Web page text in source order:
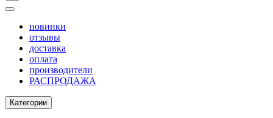
новинки
отзывы
доставка
оплата
производители
РАСПРОДАЖА
Категории